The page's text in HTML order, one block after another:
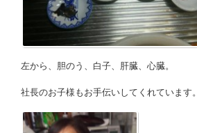
左から、胆のう、白子、肝臓、心臓。
社長のお子様もお手伝いしてくれています。